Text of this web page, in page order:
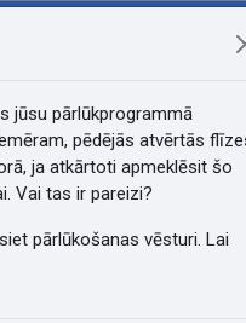
7/
jūsu pārlūkprogrammā
pēdējās atvērtās
ja atkārtoti apmeklēsit šo
Vai tas ir pareizi?
pārlūkošanas vēsturi. Lai